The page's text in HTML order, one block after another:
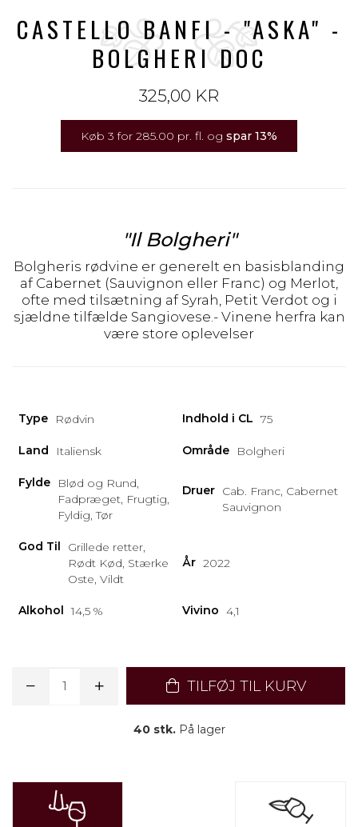
CASTELLO BANFI - "ASKA" -
BOLGHERI DOC
325,00 KR
Køb 3 for 285.00 pr. fl. og spar 13%
"Il Bolgheri"
Bolgheris rødvine er generelt en basisblanding
af Cabernet (Sauvignon eller Franc) og Merlot,
ofte med tilsætning af Syrah, Petit Verdot og i
sjældne tilfælde Sangiovese.- Vinene herfra kan
være store oplevelser
Type Rødvin Indhold i CL 75
Land Italiensk Område Bolgheri
Fylde
Blød og Rund,
Fadpræget, Frugtig,
Fyldig, Tør
Druer Cab. Franc, Cabernet
Sauvignon
God Til
Grillede retter,
Rødt Kød, Stærke
Oste, Vildt
År 2022
Alkohol 14,5 % Vivino 4,1
TILFØJ TIL KURV
40 stk.På lager